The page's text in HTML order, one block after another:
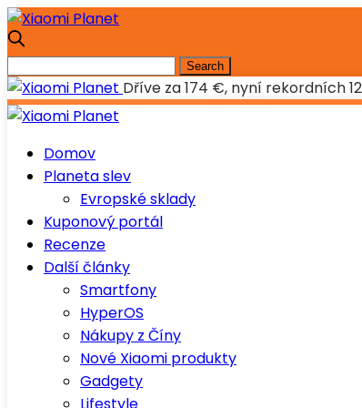
Dříve za 174 €, nyní rekordních
Domov
Planeta slev
Evropské sklady
Kuponový portál
Recenze
Další články
Smartfony
HyperOS
Nákupy z Číny
Nové Xiaomi produkty
Gadgety